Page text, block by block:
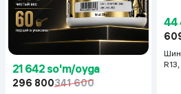
21 642 so'm/oyga
296 800341 600
44
Шина